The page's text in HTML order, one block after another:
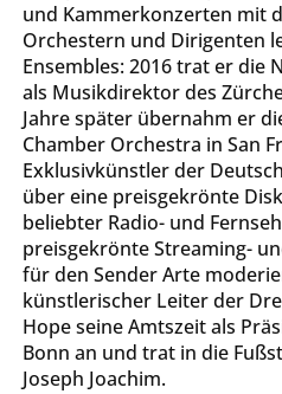
und Kammerkonzerten mit
Orchestern und Dirigenten
Ensembles: 2016 trat er die
als Musikdirektor des
Jahre später übernahm er
Chamber Orchestra in San
Exklusivkünstler der
über eine preisgekrönte
beliebter Radio- und
preisgekrönte Streaming-
für den Sender Arte
künstlerischer Leiter der
Hope seine Amtszeit als
Bonn an und trat in die
Joseph Joachim.